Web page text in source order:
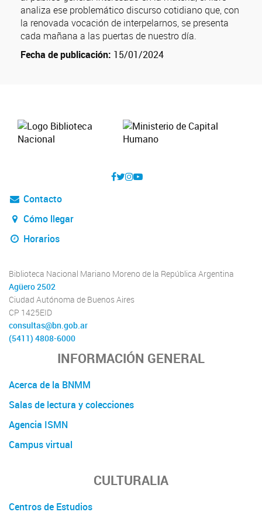
analiza ese problemático discurso cotidiano que, con
la renovada vocación de interpelarnos, se presenta
cada mañana a las puertas de nuestro día.
Fecha de publicación: 15/01/2024
Contacto
Cómo llegar
Horarios
Biblioteca Nacional Mariano Moreno de la República Argentina
Agüero 2502
Ciudad Autónoma de Buenos Aires
CP 1425EID
consultas@bn.gob.ar
(5411) 4808-6000
INFORMACIÓN GENERAL
Acerca de la BNMM
Salas de lectura y colecciones
Agencia ISMN
Campus virtual
CULTURALIA
Centros de Estudios